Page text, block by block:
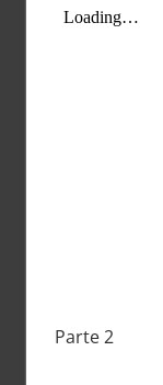
Parte 2